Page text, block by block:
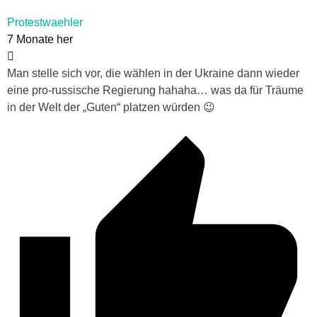
Protestwaehler
7 Monate her
Man stelle sich vor, die wählen in der Ukraine dann wieder
eine pro-russische Regierung hahaha… was da für Träume
in der Welt der „Guten“ platzen würden 😉